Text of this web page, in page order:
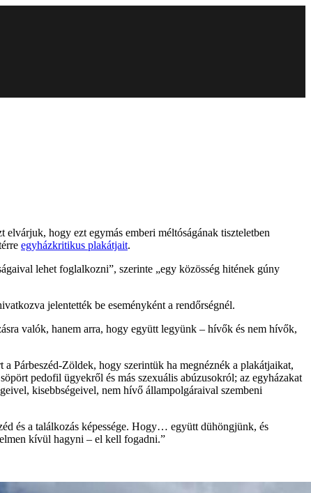
hogy ezt egymás emberi méltóságának tiszteletben
egyházkritikus plakátjait.
lehet foglalkozni”, szerinte „egy közösség hitének gúny
jelentették be eseményként a rendőrségnél.
valók, hanem arra, hogy együtt legyünk – hívők és nem hívők,
Párbeszéd-Zöldek, hogy szerintük ha megnéznék a plakátjaikat,
pedofil ügyekről és más szexuális abúzusokról; az egyházakat
kisebbségeivel, nem hívő állampolgáraival szembeni
és a találkozás képessége. Hogy… együtt dühöngjünk, és
kívül hagyni – el kell fogadni.”